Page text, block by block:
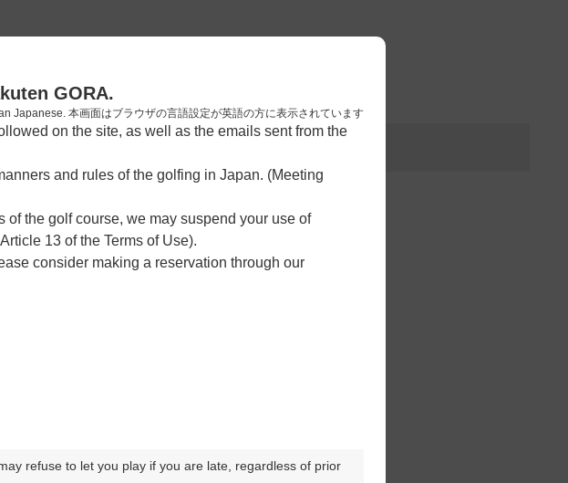
IN
GORA.
本画面はブラウザの言語設定が英語の方に表示されています
on the site, as well as the emails sent from the
and rules of the golfing in Japan. (Meeting
of the golf course, we may suspend your use of
13 of the Terms of Use).
consider making a reservation through our
refuse to let you play if you are late, regardless of prior